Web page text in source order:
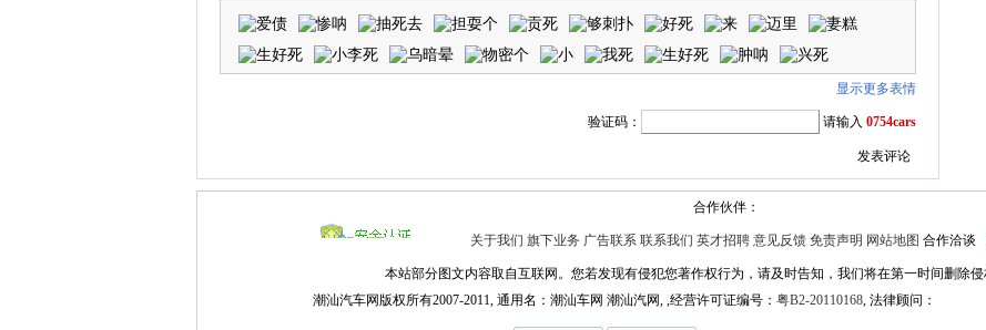
显示更多表情
验证码： 请输入 0754cars
合作伙伴：
关于我们 旗下业务 广告联系 联系我们 英才招聘 意见反馈 免责声明 网站地图 合作洽谈
本站部分图文内容取自互联网。您若发现有侵犯您著作权行为，请及时告知，我们将在第一时间删除
潮汕汽车网版权所有2007-2011, 通用名：潮汕车网 潮汕汽网, ,经营许可证编号： 粤B2-20110168, 法律顾问：